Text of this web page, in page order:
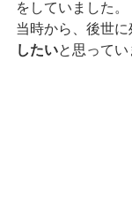
をしていました。
当時から、後世に
したいと思ってい